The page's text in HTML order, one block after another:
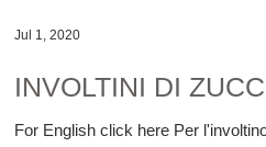
INVOLTINI DI
For English click here Per
Jul 1, 2020